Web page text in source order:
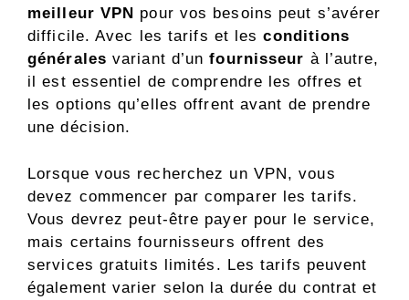
meilleur VPN pour vos besoins peut s’avérer
difficile. Avec les tarifs et lesconditions
générales variant d’unfournisseur à l’autre,
il est essentiel de comprendre les offres et
les options qu’elles offrent avant de prendre
une décision.
Lorsque vous recherchez un VPN, vous
devez commencer par comparer les tarifs.
Vous devrez peut-être payer pour le service,
mais certains fournisseurs offrent des
services gratuits limités. Les tarifs peuvent
également varier selon la durée du contrat et